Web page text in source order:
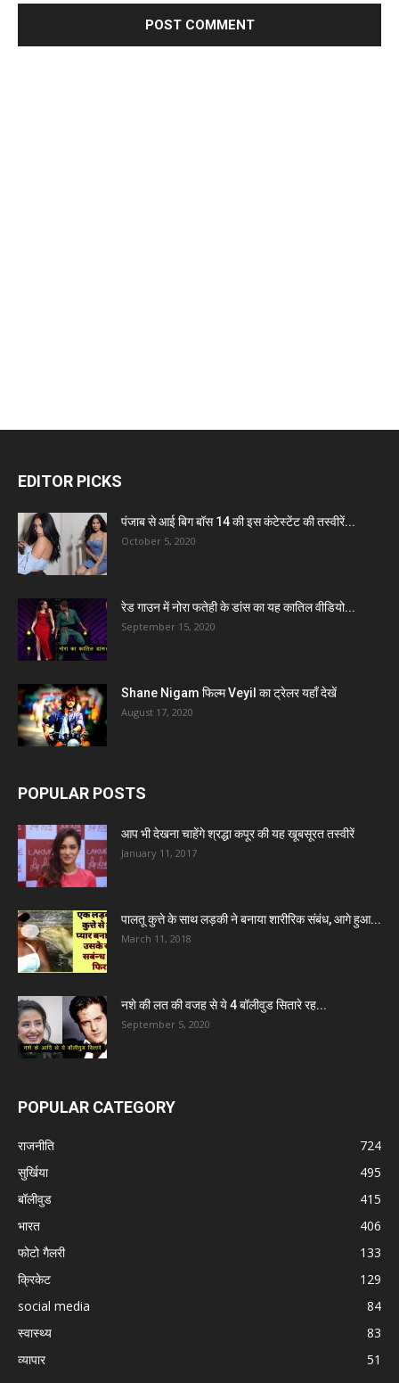
EDITOR PICKS
पंजाब से आई बिग बॉस 14 की इस कंटेस्टेंट की तस्वीरें...
October 5, 2020
रेड गाउन में नोरा फतेही के डांस का यह कातिल वीडियो...
September 15, 2020
Shane Nigam फिल्म Veyil का ट्रेलर यहाँ देखें
August 17, 2020
POPULAR POSTS
आप भी देखना चाहेंगे श्रद्धा कपूर की यह खूबसूरत तस्वीरें
January 11, 2017
पालतू कुत्ते के साथ लड़की ने बनाया शारीरिक संबंध, आगे हुआ...
March 11, 2018
नशे की लत की वजह से ये 4 बॉलीवुड सितारे रह...
September 5, 2020
POPULAR CATEGORY
राजनीति
724
सुर्खिया
495
बॉलीवुड
415
भारत
406
फोटो गैलरी
133
क्रिकेट
129
social media
84
स्वास्थ्य
83
व्यापार
51